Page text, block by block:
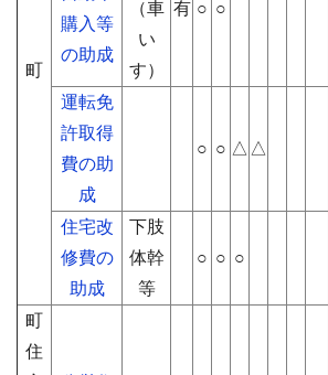
町
購入等
の助成
（車
い
す）
有 ○ ○
運転免
許取得
費の助
成
○ ○ △ △
住宅改
修費の
助成
下肢
体幹
等
○ ○ ○
町
住